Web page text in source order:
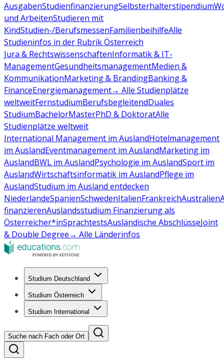
AusgabenStudienfinanzierungSelbsterhalterstipendium
und ArbeitenStudieren mit
KindStudien-/BerufsmessenFamilienbeihilfeAlle
Studieninfos in der Rubrik Österreich
Jura & RechtswissenschaftenInformatik & IT-
ManagementGesundheitsmanagementMedien &
KommunikationMarketing & BrandingBanking &
FinanceEnergiemanagement→ Alle Studienplätze
weltweitFernstudiumBerufsbegleitendDuales
StudiumBachelorMasterPhD & DoktoratAlle
Studienplätze weltweit
International Management im AuslandHotelmanagement
im AuslandEventmanagement im AuslandMarketing im
AuslandBWL im AuslandPsychologie im AuslandSport im
AuslandWirtschaftsinformatik im AuslandPflege im
AuslandStudium im Ausland entdecken
NiederlandeSpanienSchwedenItalienFrankreichAustralien
finanzierenAuslandsstudium Finanzierung als
Österreicher*inSprachtestsAusländische AbschlüsseJoint
& Double Degree→ Alle Länderinfos
Studium Deutschland
Studium Österreich
Studium International
Suche nach Fach oder Ort